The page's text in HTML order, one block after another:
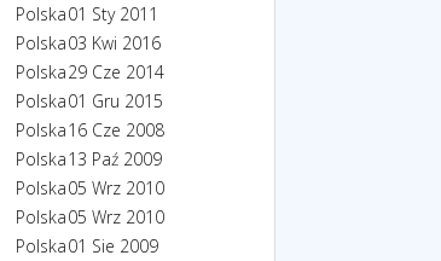
Polska01 Sty 2011
Polska03 Kwi 2016
Polska29 Cze 2014
Polska01 Gru 2015
Polska16 Cze 2008
Polska13 Paź 2009
Polska05 Wrz 2010
Polska05 Wrz 2010
Polska01 Sie 2009